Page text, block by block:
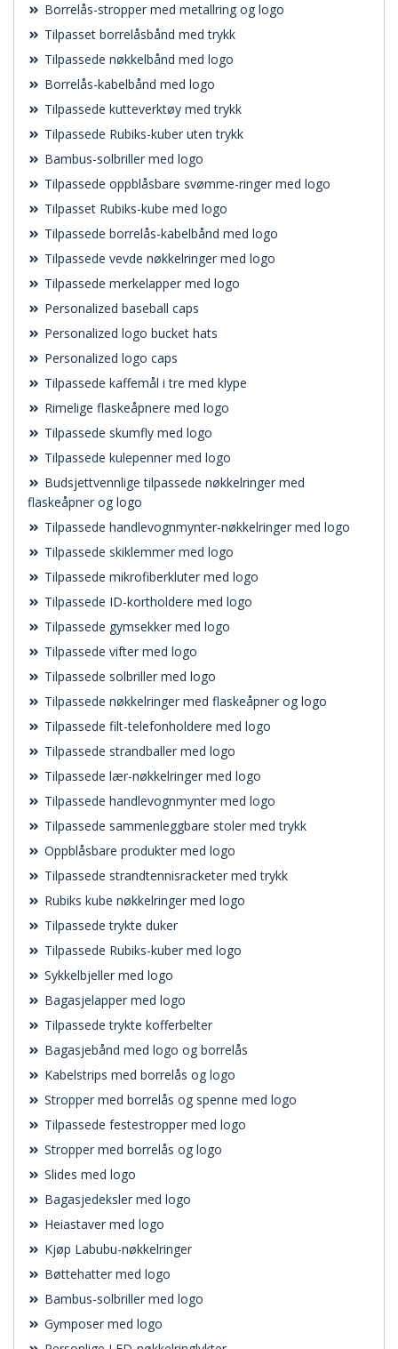
Borrelås-stropper med metallring og logo
Tilpasset borrelåsbånd med trykk
Tilpassede nøkkelbånd med logo
Borrelås-kabelbånd med logo
Tilpassede kutteverktøy med trykk
Tilpassede Rubiks-kuber uten trykk
Bambus-solbriller med logo
Tilpassede oppblåsbare svømme-ringer med logo
Tilpasset Rubiks-kube med logo
Tilpassede borrelås-kabelbånd med logo
Tilpassede vevde nøkkelringer med logo
Tilpassede merkelapper med logo
Personalized baseball caps
Personalized logo bucket hats
Personalized logo caps
Tilpassede kaffemål i tre med klype
Rimelige flaskeåpnere med logo
Tilpassede skumfly med logo
Tilpassede kulepenner med logo
Budsjettvennlige tilpassede nøkkelringer med
flaskeåpner og logo
Tilpassede handlevognmynter-nøkkelringer med logo
Tilpassede skiklemmer med logo
Tilpassede mikrofiberkluter med logo
Tilpassede ID-kortholdere med logo
Tilpassede gymsekker med logo
Tilpassede vifter med logo
Tilpassede solbriller med logo
Tilpassede nøkkelringer med flaskeåpner og logo
Tilpassede filt-telefonholdere med logo
Tilpassede strandballer med logo
Tilpassede lær-nøkkelringer med logo
Tilpassede handlevognmynter med logo
Tilpassede sammenleggbare stoler med trykk
Oppblåsbare produkter med logo
Tilpassede strandtennisracketer med trykk
Rubiks kube nøkkelringer med logo
Tilpassede trykte duker
Tilpassede Rubiks-kuber med logo
Sykkelbjeller med logo
Bagasjelapper med logo
Tilpassede trykte kofferbelter
Bagasjebånd med logo og borrelås
Kabelstrips med borrelås og logo
Stropper med borrelås og spenne med logo
Tilpassede festestropper med logo
Stropper med borrelås og logo
Slides med logo
Bagasjedeksler med logo
Heiastaver med logo
Kjøp Labubu-nøkkelringer
Bøttehatter med logo
Bambus-solbriller med logo
Gymposer med logo